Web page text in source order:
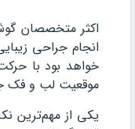
اکثر متخصصان
انجام جراحی
خواهد بود با
موقعیت لب و فک
یکی از مهم‌ترین